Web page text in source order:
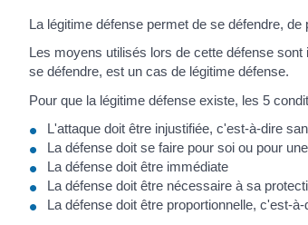
La légitime défense permet de se défendre,
Les moyens utilisés lors de cette défense
se défendre, est un cas de légitime défense.
Pour que la légitime défense existe, les 5
L'attaque doit être injustifiée, c'est-à-dire
La défense doit se faire pour soi ou pour
La défense doit être immédiate
La défense doit être nécessaire à sa
La défense doit être proportionnelle, c'est-